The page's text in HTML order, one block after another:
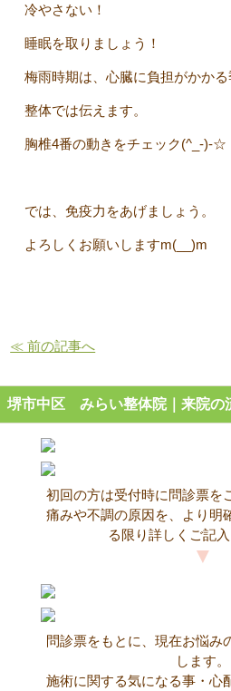
冷やさない！
睡眠を取りましょう！
梅雨時期は、心臓に負担がかかる
整体では伝えます。
胸椎4番の動きをチェック(^_-)-☆
では、免疫力をあげましょう。
よろしくお願いしますm(__)m
≪ 前の記事へ
堺市中区 みらい整体院｜来院の
初回の方は受付時に問診票を
痛みや不調の原因を、より明
る限り詳しくご記入
問診票をもとに、現在お悩み
します。
施術に関する気になる事・心